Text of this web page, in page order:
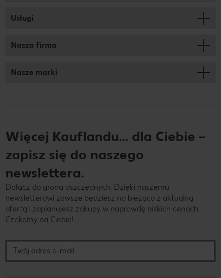
Usługi
Nasza firma
Nasze marki
Więcej Kauflandu… dla Ciebie –
zapisz się do naszego
newslettera.
Dołącz do grona oszczędnych. Dzięki naszemu
newsletterowi zawsze będziesz na bieżąco z aktualną
ofertą i zaplanujesz zakupy w naprawdę niskich cenach.
Czekamy na Ciebie!